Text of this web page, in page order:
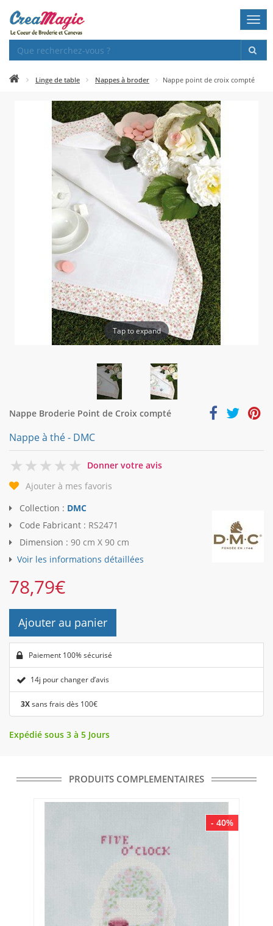
Linge de table Nappes à broder Nappe point de croix compté
Tap to expand
Nappe Broderie Point de Croix compté
Nappe à thé - DMC
0
Donner votre avis
Ajouter à mes favoris
Collection : DMC
Code Fabricant : RS2471
Dimension : 90 cm X 90 cm
Voir les informations détaillées
78,79€
Ajouter au panier
Paiement 100% sécurisé
14j pour changer d’avis
3Xsans frais dès 100€
Expédié sous 3 à 5 Jours
PRODUITS COMPLEMENTAIRES
- 40%